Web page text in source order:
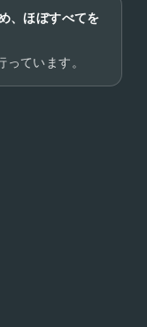
、ほぼすべてを
ています。